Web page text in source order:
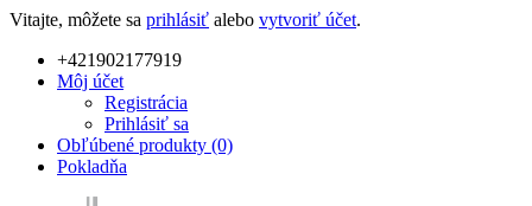
Vitajte, môžete sa prihlásiť alebo vytvoriť účet.
+421902177919
Môj účet
Registrácia
Prihlásiť sa
Obľúbené produkty (0)
Pokladňa